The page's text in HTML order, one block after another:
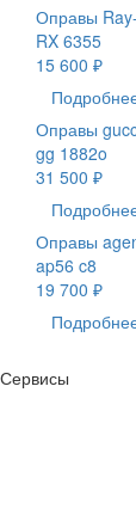
Оправы
RX 6355
15 600 ₽
Оправы
gg 1882o
31 500 ₽
Оправы
ap56 c8
19 700 ₽
Сервисы